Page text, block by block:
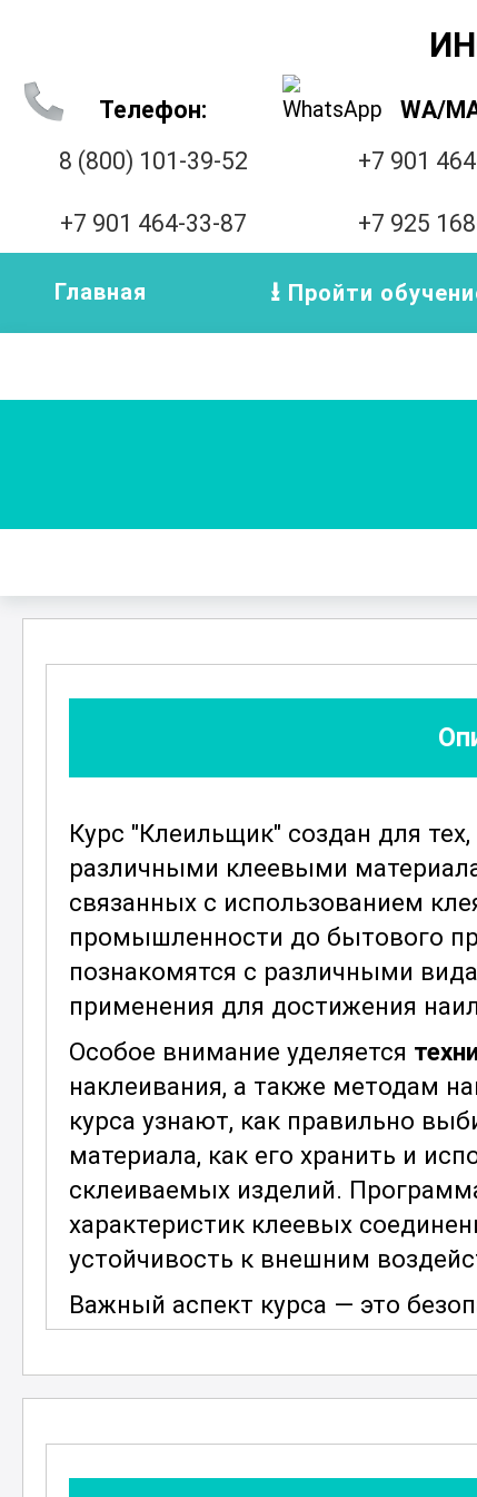
Телефон:
8 (800) 101-39-52
+7 901 464-33-87
WA/
+7 901
+7 925
Главная Пройти
Курс "Клеильщик" создан для
различными клеевыми
связанных с использованием
промышленности до бытового
познакомятся с различными
применения для достижения
Особое внимание уделяется
наклеивания, а также методам
курса узнают, как правильно
материала, как его хранить и
склеиваемых изделий.
характеристик клеевых
устойчивость к внешним
Важный аспект курса — это
материалами. Будет
средства и соблюдать правила
несчастных случаев на рабочем
знания о современных
клеевых соединений.